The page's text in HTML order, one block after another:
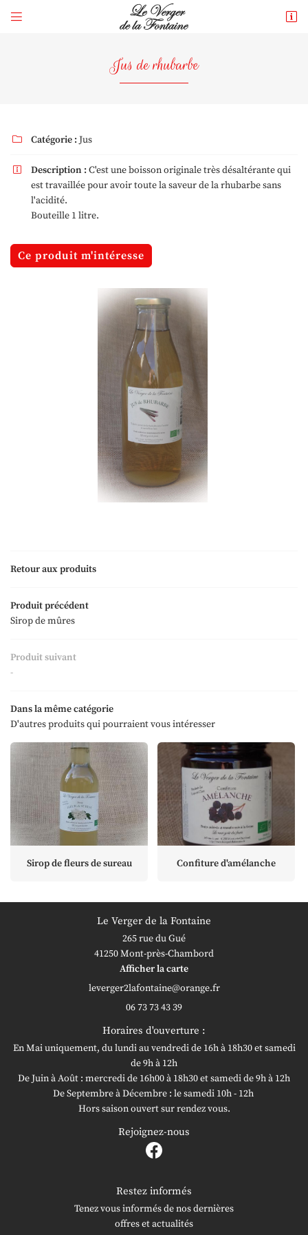

Accueil
produits
cultures
nous trouver
Avis
Actualités
Contact

Lettre
Rejoignez-
Adresse email de réception
l'adresse email indiqué ci-dessus. Vous pouvez vous désinscrire à tout moment en
utilisantle formulaire de désinscription
Inscription
Jus de rhubarbe
 Catégorie : Jus
 Description : C'est une boisson originale très désaltérante qui
est travaillée pour avoir toute la saveur de la rhubarbe sans
l'acidité.
Bouteille 1 litre.
Ce produit m'intéresse
Retour aux produits
Produit précédent
Sirop de mûres
Produit suivant
-
Dans la même catégorie
D'autres produits qui pourraient vous intéresser
Sirop de fleurs de sureau Confiture d'amélanche
Le Verger de la Fontaine
265 rue du Gué
41250 Mont-près-Chambord
Afficher la carte
06 73 73 43 39
Horaires d'ouverture :
En Mai uniquement, du lundi au vendredi de 16h à 18h30 et samedi
de 9h à 12h
De Juin à Août : mercredi de 16h00 à 18h30 et samedi de 9h à 12h
De Septembre à Décembre : le samedi 10h - 12h
Hors saison ouvert sur rendez vous.
Rejoignez-nous
Restez informés
Tenez vous informés de nos dernières
offres et actualités